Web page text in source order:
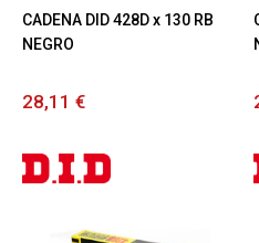
CADENA DID 428D x 130 RB
NEGRO
28,11 €